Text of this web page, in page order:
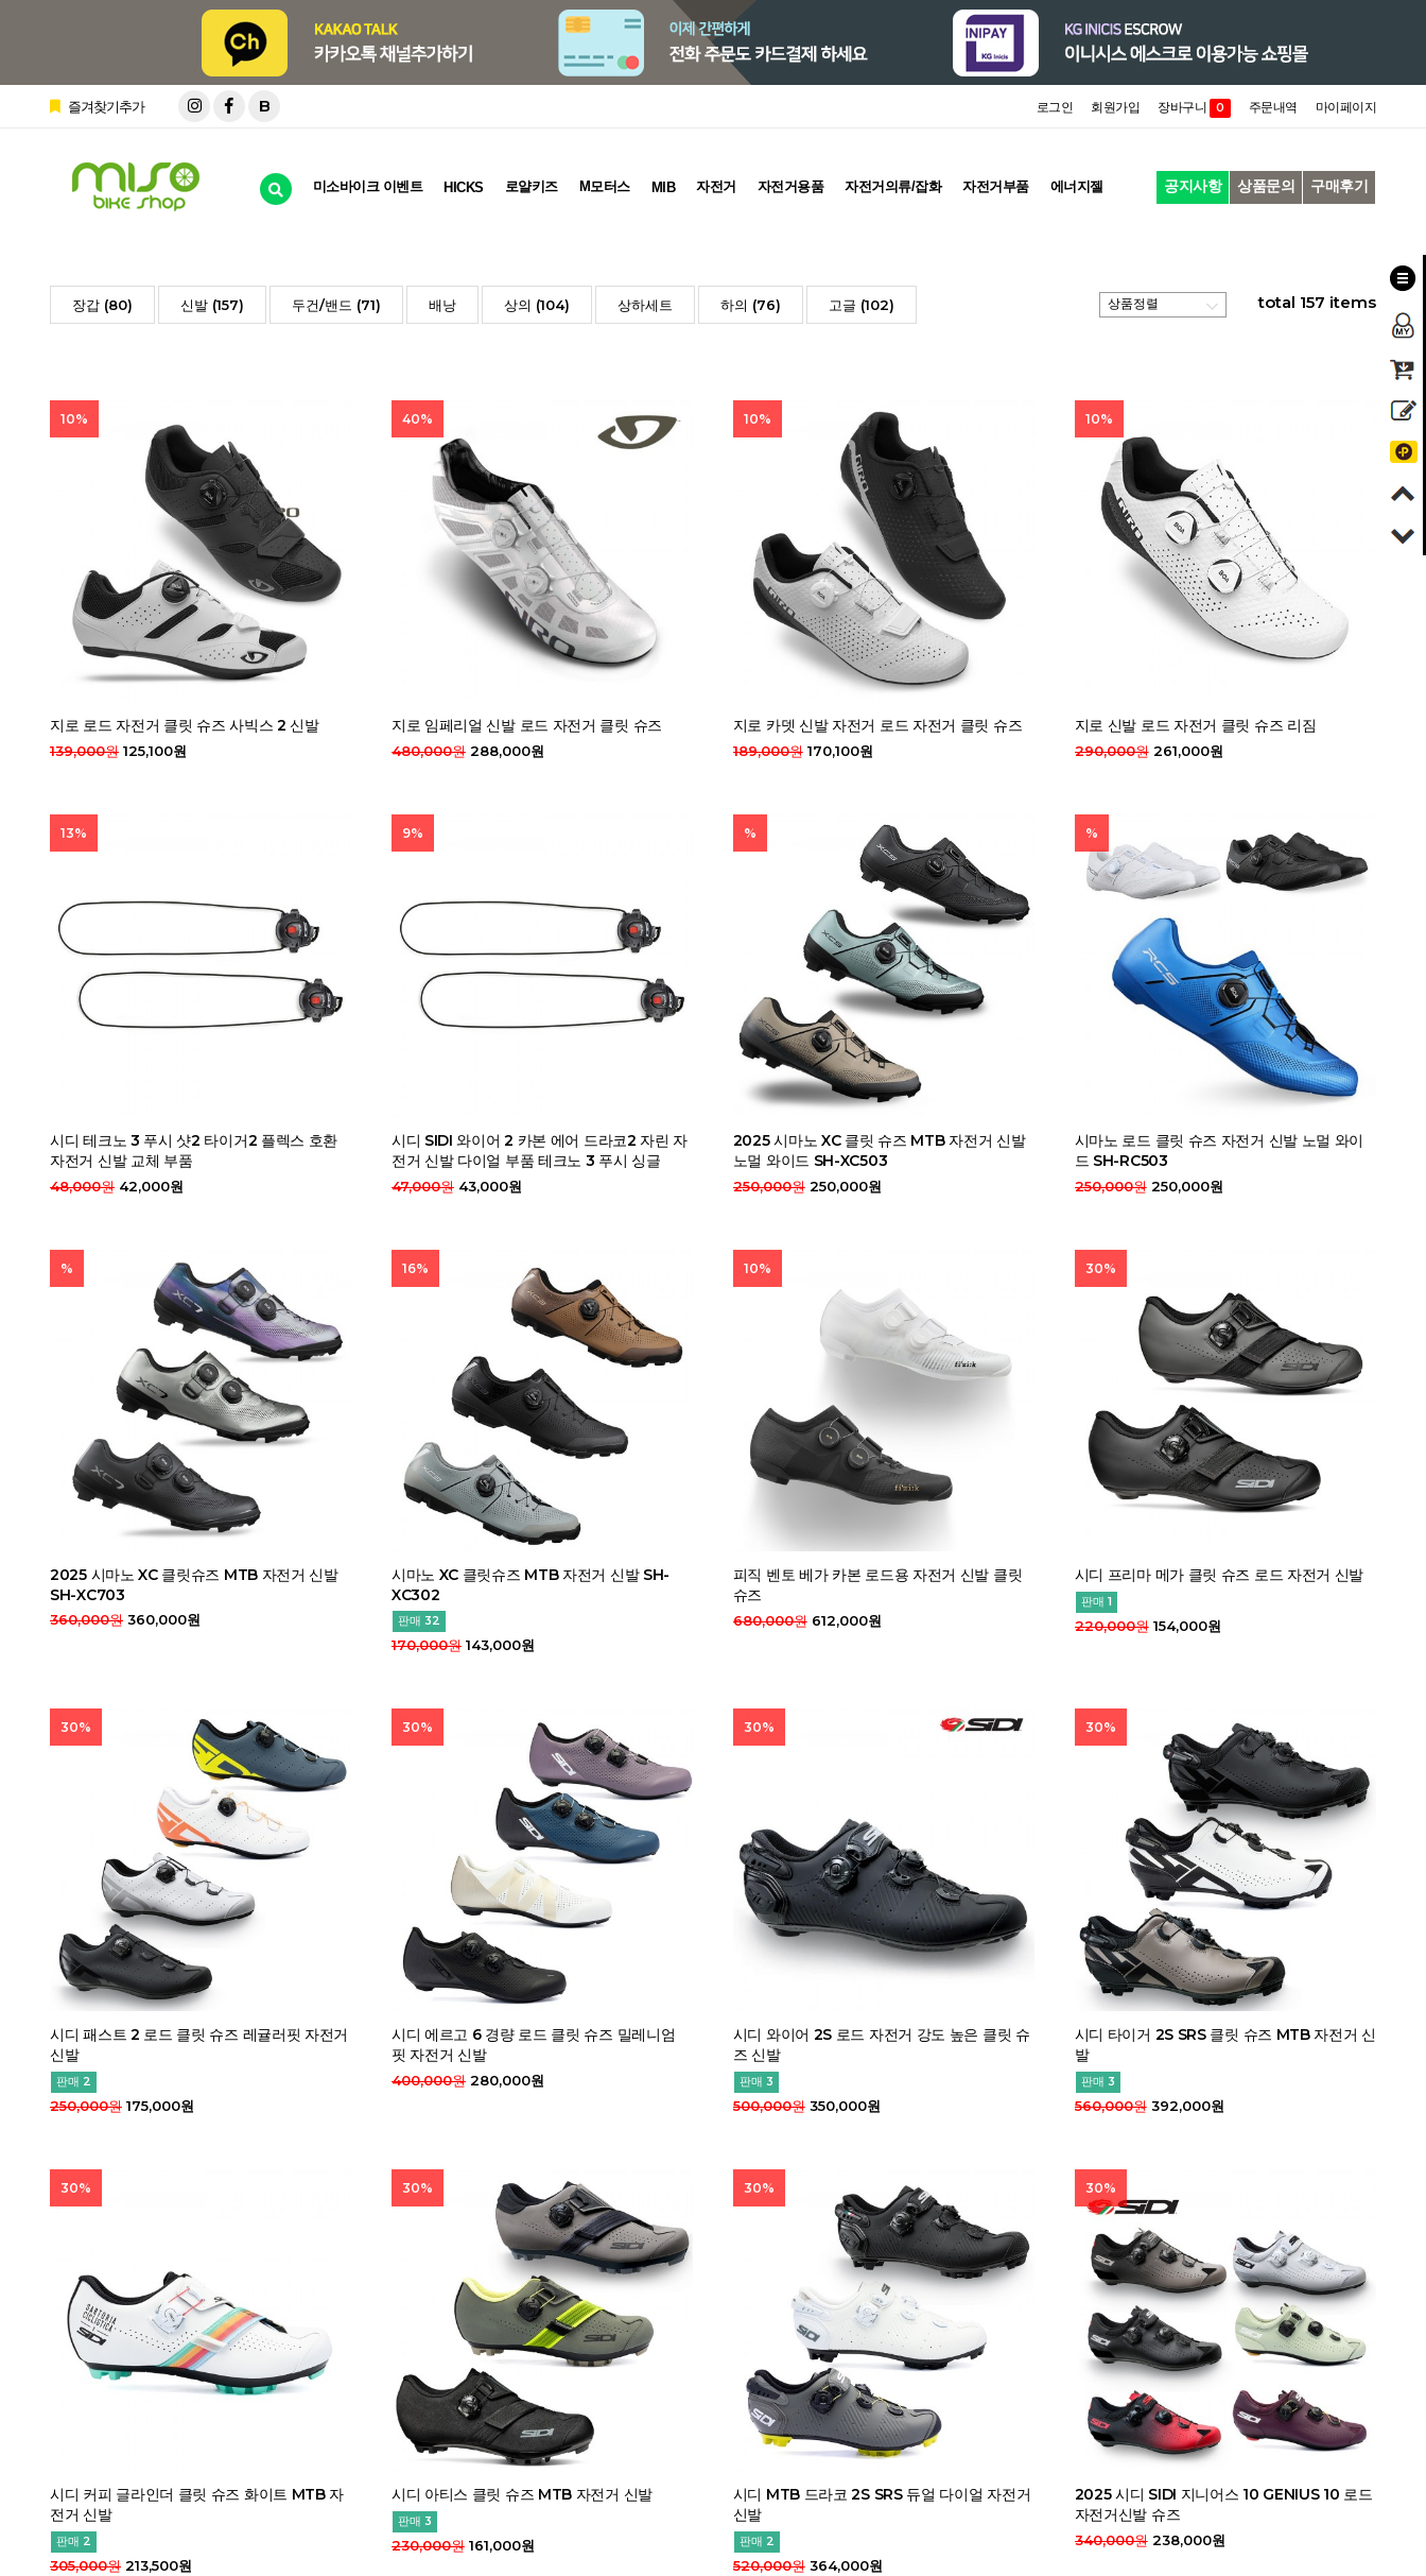
즐겨찾기추가 B 로그인 회원가입 장바구니 0 주문내역 마이페이지
미소바이크 이벤트 HICKS 로얄키즈 M모터스 MIB 자전거 자전거용품 자전거의류/잡화 자전거부품 에너지젤 공지사항 상품문의 구매후기
장갑 (80) 신발 (157) 두건/밴드 (71) 배낭 상의 (104) 상하세트 하의 (76) 고글 (102) total 157 items
지로 로드 자전거 클릿 슈즈 사빅스 2 신발
10%
139,000원 125,100원
지로 임페리얼 신발 로드 자전거 클릿 슈즈
40%
480,000원288,000원
지로 카뎃 신발 자전거 로드 자전거 클릿 슈즈
10%
189,000원170,100원
지로 신발 로드 자전거 클릿 슈즈 리짐
10%
290,000원261,000원
시디 테크노 3 푸시 샷2 타이거2 플렉스 호환
자전거 신발 교체 부품
13%
48,000원 42,000원
시디 SIDI 와이어 2 카본 에어 드라코2 자린 자
전거 신발 다이얼 부품 테크노 3 푸시 싱글
9%
47,000원43,000원
2025 시마노 XC 클릿 슈즈 MTB 자전거 신발
노멀 와이드 SH-XC503
%
250,000원250,000원
시마노 로드 클릿 슈즈 자전거 신발 노멀 와이
드 SH-RC503
%
250,000원250,000원
2025 시마노 XC 클릿슈즈 MTB 자전거 신발
SH-XC703
%
360,000원 360,000원
시마노 XC 클릿슈즈 MTB 자전거 신발 SH-
XC302
판매 32
16%
170,000원143,000원
피직 벤토 베가 카본 로드용 자전거 신발 클릿
슈즈
10%
680,000원612,000원
시디 프리마 메가 클릿 슈즈 로드 자전거 신발
판매 1
30%
220,000원154,000원
시디 패스트 2 로드 클릿 슈즈 레귤러핏 자전거
신발
판매 2
30%
250,000원 175,000원
시디 에르고 6 경량 로드 클릿 슈즈 밀레니엄
핏 자전거 신발
30%
400,000원280,000원
시디 와이어 2S 로드 자전거 강도 높은 클릿 슈
즈 신발
판매 3
30%
500,000원350,000원
시디 타이거 2S SRS 클릿 슈즈 MTB 자전거 신
발
판매 3
30%
560,000원392,000원
시디 커피 글라인더 클릿 슈즈 화이트 MTB 자
전거 신발
판매 2
30%
305,000원 213,500원
시디 아티스 클릿 슈즈 MTB 자전거 신발
판매 3
30%
230,000원161,000원
시디 MTB 드라코 2S SRS 듀얼 다이얼 자전거
신발
판매 2
30%
520,000원364,000원
2025 시디 SIDI 지니어스 10 GENIUS 10 로드
자전거신발 슈즈
30%
340,000원238,000원